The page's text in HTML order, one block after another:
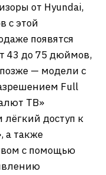
от Hyundai,
с этой
появятся
43 до 75 дюймов,
— модели с
Full
ТВ»
лёгкий доступ к
а также
с помощью